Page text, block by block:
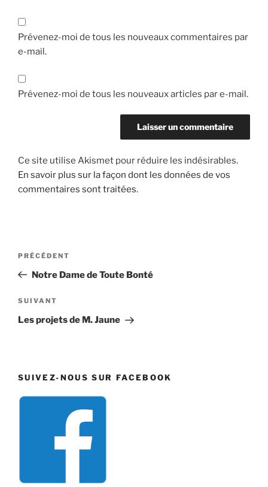
Prévenez-moi de tous les nouveaux commentaires par
e-mail.
Prévenez-moi de tous les nouveaux articles par e-mail.
Ce site utilise Akismet pour réduire les indésirables.
En savoir plus sur la façon dont les données de vos
commentaires sont traitées.
Navigation
l’article
Article
précédent
PRÉCÉDENT
Notre Dame de Toute Bonté
Article
suivant
SUIVANT
Les projets de M. Jaune
SUIVEZ-NOUS SUR FACEBOOK